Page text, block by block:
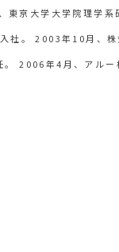
京大学大学院理学系
社。 2003年10月、株
。 2006年4月、アルー